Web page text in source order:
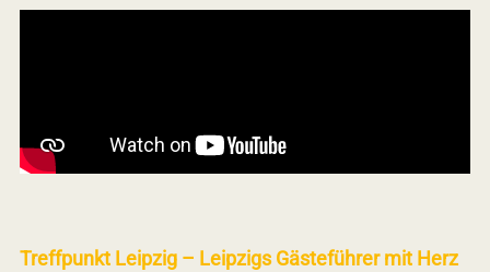
Treffpunkt Leipzig – Leipzigs Gästeführer mit Herz